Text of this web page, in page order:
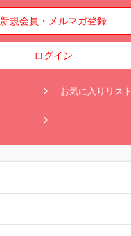
新規会員・メルマガ登録
ログイン
お気に入りリスト